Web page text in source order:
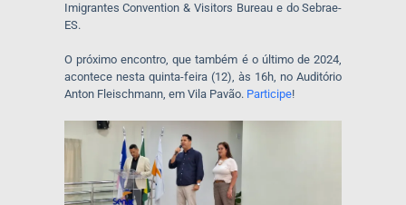
Imigrantes Convention & Visitors Bureau e do Sebrae-
ES.
O próximo encontro, que também é o último de 2024,
acontece nesta quinta-feira (12), às 16h, no Auditório
Anton Fleischmann, em Vila Pavão. Participe!